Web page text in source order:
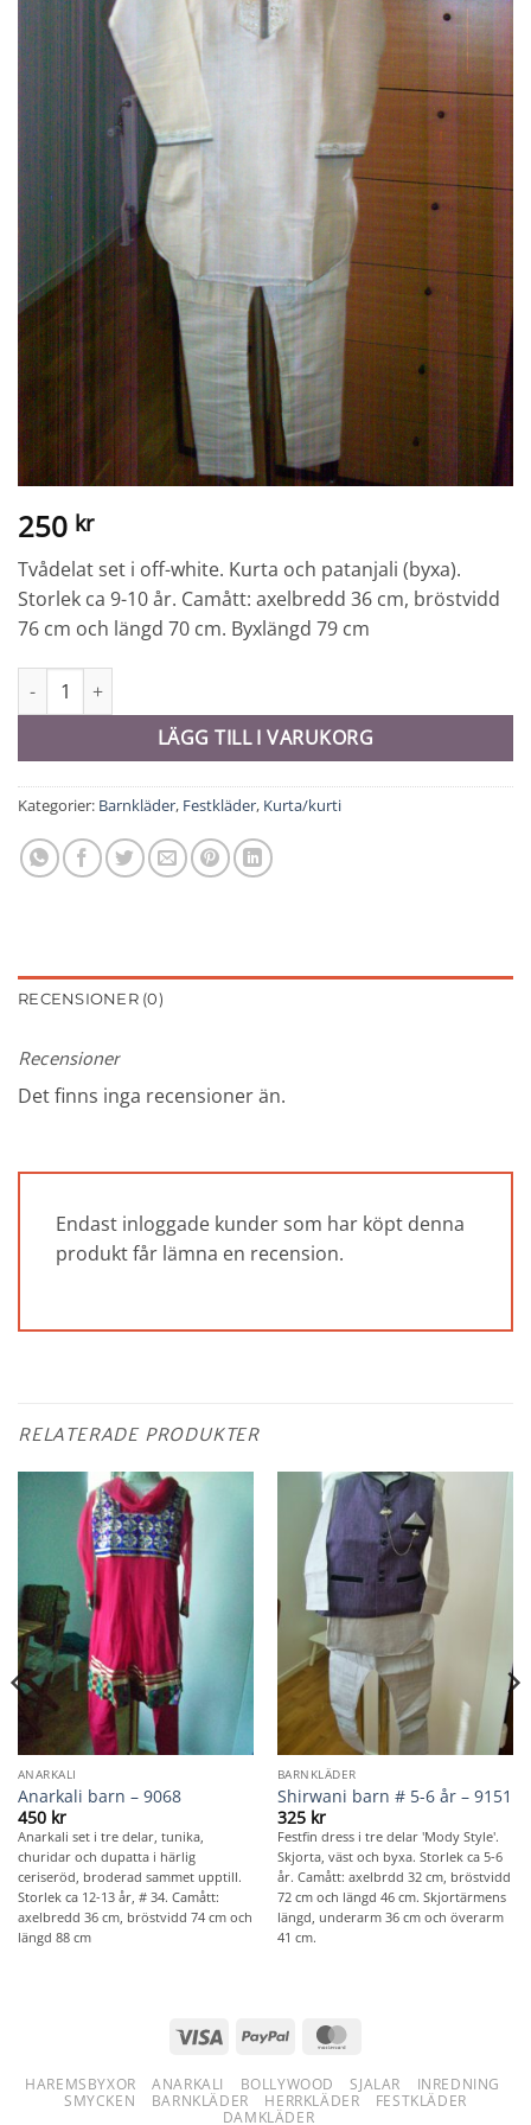
250 kr
Tvådelat set i off-white. Kurta och patanjali (byxa).
Storlek ca 9-10 år. Camått: axelbredd 36 cm, bröstvidd
76 cm och längd 70 cm. Byxlängd 79 cm
Kurta/pyjama barn - 9752 mängd
LÄGG TILL I VARUKORG
Kategorier: Barnkläder, Festkläder, Kurta/kurti
RECENSIONER (0)
Recensioner
Det finns inga recensioner än.
Endast inloggade kunder som har köpt denna
produkt får lämna en recension.
RELATERADE PRODUKTER
ANARKALI
Anarkali barn – 9068
450 kr
Anarkali set i tre delar, tunika,
churidar och dupatta i härlig
ceriseröd, broderad sammet upptill.
Storlek ca 12-13 år, # 34. Camått:
axelbredd 36 cm, bröstvidd 74 cm och
längd 88 cm
BARNKLÄDER
Shirwani barn # 5-6 år – 9151
325 kr
Festfin dress i tre delar 'Mody Style'.
Skjorta, väst och byxa. Storlek ca 5-6
år. Camått: axelbrdd 32 cm, bröstvidd
72 cm och längd 46 cm. Skjortärmens
längd, underarm 36 cm och överarm
41 cm.
Visa PayPal
HAREMSBYXOR ANARKALI BOLLYWOOD SJALAR
INREDNING
SMYCKEN
BARNKLÄDER HERRKLÄDER
FESTKLÄDER
DAMKLÄDER